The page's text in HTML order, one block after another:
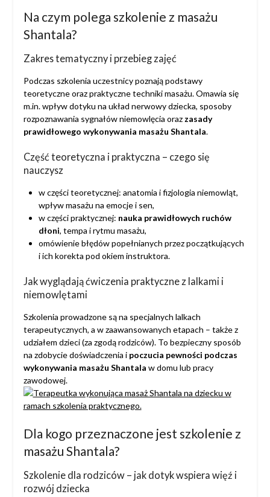
Na czym polega szkolenie z masażu
Shantala?
Zakres tematyczny i przebieg zajęć
Podczas szkolenia uczestnicy poznają podstawy
teoretyczne oraz praktyczne techniki masażu. Omawia się
m.in. wpływ dotyku na układ nerwowy dziecka, sposoby
rozpoznawania sygnałów niemowlęcia oraz zasady
prawidłowego wykonywania masażu Shantala.
Część teoretyczna i praktyczna – czego się
nauczysz
w części teoretycznej: anatomia i fizjologia niemowląt,
wpływ masażu na emocje i sen,
w części praktycznej: nauka prawidłowych ruchów
dłoni, tempa i rytmu masażu,
omówienie błędów popełnianych przez początkujących
i ich korekta pod okiem instruktora.
Jak wyglądają ćwiczenia praktyczne z lalkami i
niemowlętami
Szkolenia prowadzone są na specjalnych lalkach
terapeutycznych, a w zaawansowanych etapach – także z
udziałem dzieci (za zgodą rodziców). To bezpieczny sposób
na zdobycie doświadczenia i poczucia pewności podczas
wykonywania masażu Shantala w domu lub pracy
zawodowej.
Dla kogo przeznaczone jest szkolenie z
masażu Shantala?
Szkolenie dla rodziców – jak dotyk wspiera więź i
rozwój dziecka